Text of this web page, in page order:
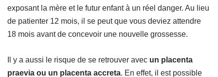
exposant la mère et le futur enfant à un réel danger. Au lieu
de patienter 12 mois, il se peut que vous deviez attendre
18 mois avant de concevoir une nouvelle grossesse.
Il y a aussi le risque de se retrouver avec un placenta
praevia ou un placenta accreta. En effet, il est possible